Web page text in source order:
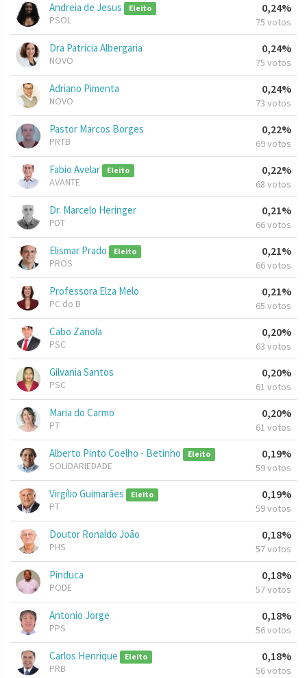
Andreia de Jesus Eleito
PSOL
0,24%
75 votos
Dra Patricia Albergaria
NOVO
0,24%
75 votos
Adriano Pimenta
NOVO
0,24%
73 votos
Pastor Marcos Borges
PRTB
0,22%
69 votos
Fabio Avelar Eleito
AVANTE
0,22%
68 votos
Dr. Marcelo Heringer
PDT
0,21%
66 votos
Elismar Prado Eleito
PROS
0,21%
66 votos
Professora Elza Melo
PC do B
0,21%
65 votos
Cabo Zanola
PSC
0,20%
63 votos
Gilvania Santos
PSC
0,20%
61 votos
Maria do Carmo
PT
0,20%
61 votos
Alberto Pinto Coelho - Betinho Eleito
SOLIDARIEDADE
0,19%
59 votos
Virgílio Guimarães Eleito
PT
0,19%
59 votos
Doutor Ronaldo João
PHS
0,18%
57 votos
Pinduca
PODE
0,18%
57 votos
Antonio Jorge
PPS
0,18%
56 votos
Carlos Henrique Eleito
PRB
0,18%
56 votos